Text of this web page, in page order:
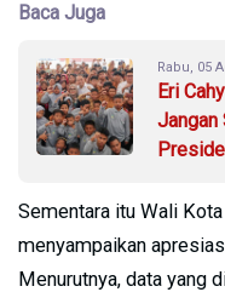
Baca Juga
Rabu, 05
Eri
Jangan
Sementara itu Wali Kota
menyampaikan
Menurutnya, data yang